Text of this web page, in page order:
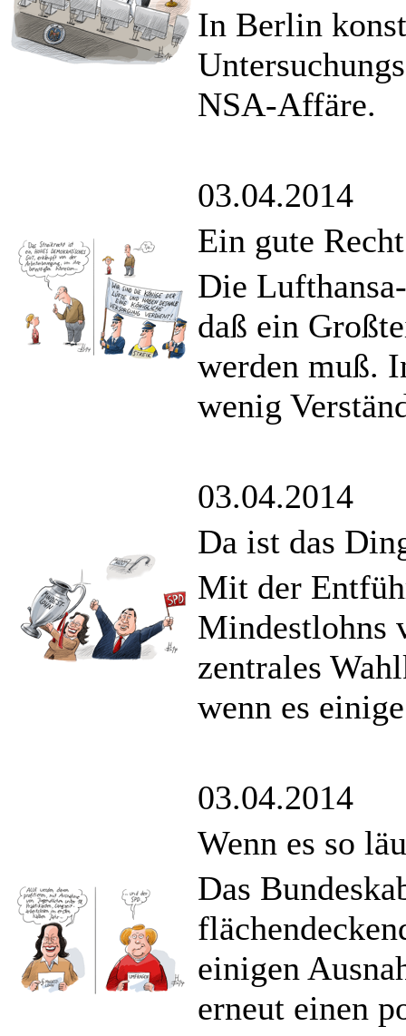
In Berlin
NSA-Affäre.
03.04.2014
Ein gute
Die
daß ein
werden muß.
wenig
03.04.2014
Da ist das
Mit der
Mindestlohns
zentrales
wenn es
03.04.2014
Wenn es so
Das
einigen
erneut einen